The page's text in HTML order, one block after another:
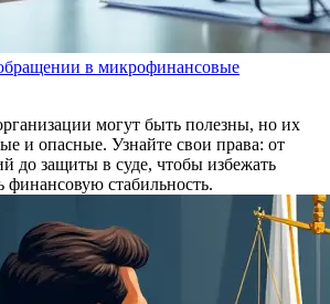
в микрофинансовые
могут быть полезны, но их
и опасные. Узнайте свои права: от
до защиты в суде, чтобы избежать
финансовую стабильность.